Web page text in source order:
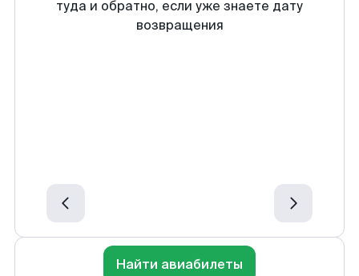
туда и обратно, если уже знаете дату
возвращения
Найти авиабилеты